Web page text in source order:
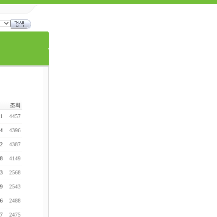
조회
4457
4396
4387
4149
2568
2543
2488
2475